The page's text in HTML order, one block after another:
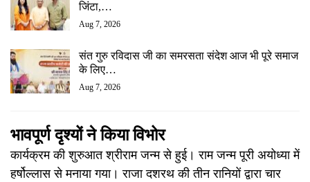
जिंटा,…
Aug 7, 2026
संत गुरु रविदास जी का समरसता संदेश आज भी पूरे समाज
के लिए…
Aug 7, 2026
भावपूर्ण दृश्यों ने किया विभोर
कार्यक्रम की शुरुआत श्रीराम जन्म से हुई। राम जन्म पूरी अयोध्या में
हर्षोल्लास से मनाया गया। राजा दशरथ की तीन रानियों द्वारा चार